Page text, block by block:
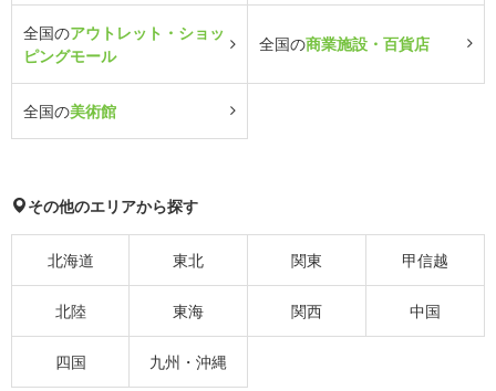
全国のアウトレット・ショッ
ピングモール
全国の商業施設・百貨店
全国の美術館
その他のエリアから探す
北海道 東北 関東 甲信越
北陸 東海 関西 中国
四国 九州・沖縄